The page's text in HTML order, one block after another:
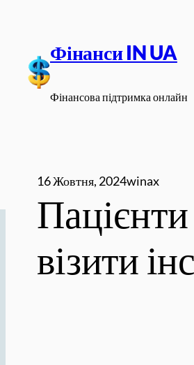
вмісту
Фінанси IN UA
Фінансова підтримка онлайн
16 Жовтня, 2024winax
візити